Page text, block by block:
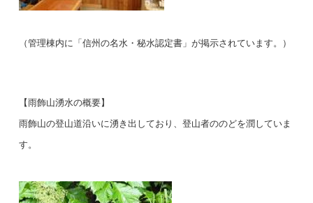
（管理棟内に「信州の名水・秘水認定書」が掲示されています。）
【雨飾山湧水の概要】
雨飾山の登山道沿いに湧き出しており、登山者ののどを潤していま
す。